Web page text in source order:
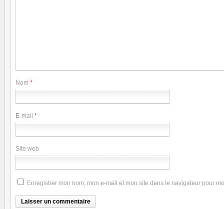
Nom *
E-mail *
Site web
Enregistrer mon nom, mon e-mail et mon site dans le navigateur pour